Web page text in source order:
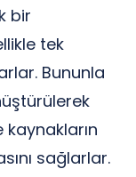
bir
tek
Bununla
sağlarlar.